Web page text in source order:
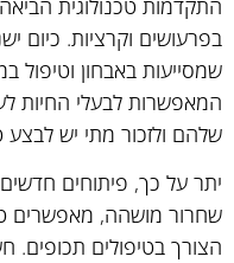
בפרעושים וקרציות. כיום
שמסייעות באבחון וטיפול
המאפשרות לבעלי החיות
שלהם ולזכור מתי יש לבצע
יתר על כך, פיתוחים
שחרור מושהה, מאפשרים
הצורך בטיפולים תכופים.